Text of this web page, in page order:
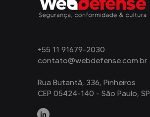
+55 11 91679-2030
contato@webdefense.com.br
Rua Butantã, 336, Pinheiros
CEP 05424-140 - São Paulo, SP